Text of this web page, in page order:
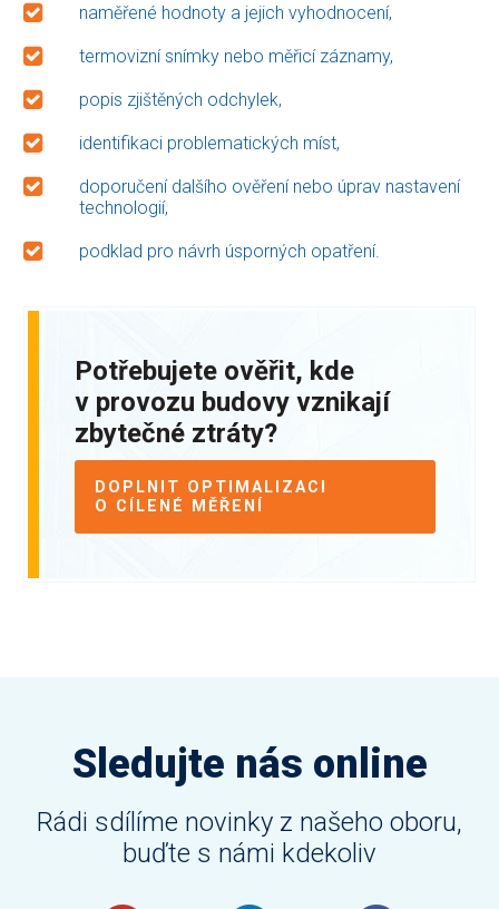
naměřené hodnoty a jejich vyhodnocení,
termovizní snímky nebo měřicí záznamy,
popis zjištěných odchylek,
identifikaci problematických míst,
doporučení dalšího ověření nebo úprav nastavení
technologií,
podklad pro návrh úsporných opatření.
Potřebujete ověřit, kde
v provozu budovy vznikají
zbytečné ztráty?
DOPLNIT OPTIMALIZACI
O CÍLENÉ MĚŘENÍ
Sledujte nás online
Rádi sdílíme novinky z našeho oboru,
buďte s námi kdekoliv